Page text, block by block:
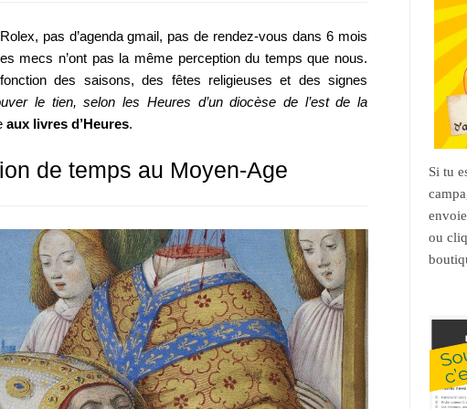
pas d’agenda gmail, pas de rendez-vous dans 6 mois
mecs n’ont pas la même perception du temps que nous.
fonction des saisons, des fêtes religieuses et des signes
le tien, selon les Heures d’un diocèse de l’est de la
aux livres d’Heures.
de temps au Moyen-Age
Si tu
ou